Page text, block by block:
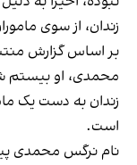
زندان، از سوی
بر اساس گزارش
محمدی، او بیستم
زندان به دست یک
است.
نام نرگس محمدی